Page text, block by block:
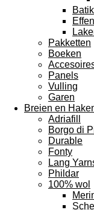
Batik
Pakketten
Boeken
Panels
Vulling
Garen
Breien en
Adriafill
Borgo di
Durable
Fonty
Lang
Phildar
100% wol